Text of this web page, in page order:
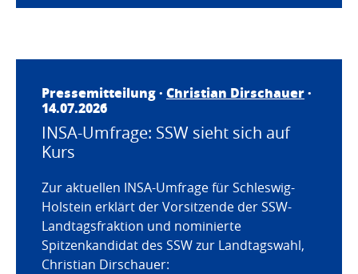
Pressemitteilung · Christian Dirschauer·
14.07.2026
INSA-Umfrage: SSW sieht sich auf
Kurs
Zur aktuellen INSA-Umfrage für Schleswig-
Holstein erklärt der Vorsitzende der SSW-
Landtagsfraktion und nominierte
Spitzenkandidat des SSW zur Landtagswahl,
Christian Dirschauer: